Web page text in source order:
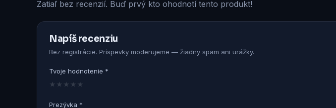
Zatiaľ bez recenzií. Buď prvý kto ohodnotí tento produkt!
Napíš recenziu
Bez registrácie. Príspevky moderujeme — žiadny spam ani urážky.
Tvoje hodnotenie *
★
★
★
★
★
Prezývka *